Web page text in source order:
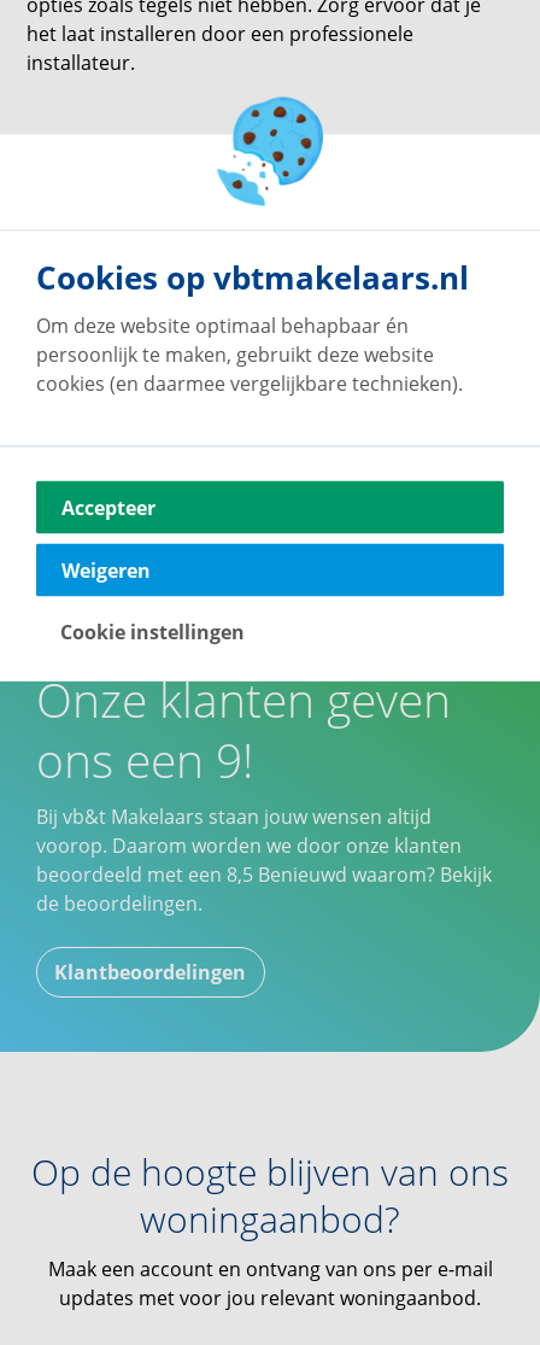
het laat installeren door een professionele
installateur.
terug naar overzicht
Onze klanten geven
ons een 9!
Bij vb&t Makelaars staan jouw wensen altijd
voorop. Daarom worden we door onze klanten
beoordeeld met een 8,5 Benieuwd waarom? Bekijk
de beoordelingen.
Klantbeoordelingen
Op de hoogte blijven van ons
woningaanbod?
Maak een account en ontvang van ons per e-mail
updates met voor jou relevant woningaanbod.
Cookies op vbtmakelaars.nl
Om deze website optimaal behapbaar én
persoonlijk te maken, gebruikt deze website
cookies (en daarmee vergelijkbare technieken).
Accepteer
Weigeren
Cookie instellingen